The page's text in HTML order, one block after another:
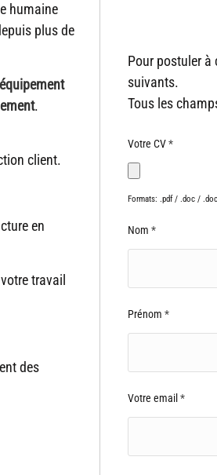
humaine
plus de
.
client.
en
travail
des
Pour postuler à
suivants.
Tous les
Votre CV*
Nom *
Prénom *
Votre email *